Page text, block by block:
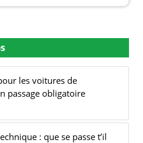
les voitures de
passage obligatoire
: que se passe t’il